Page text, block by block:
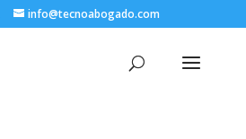
info@tecnoabogado.com